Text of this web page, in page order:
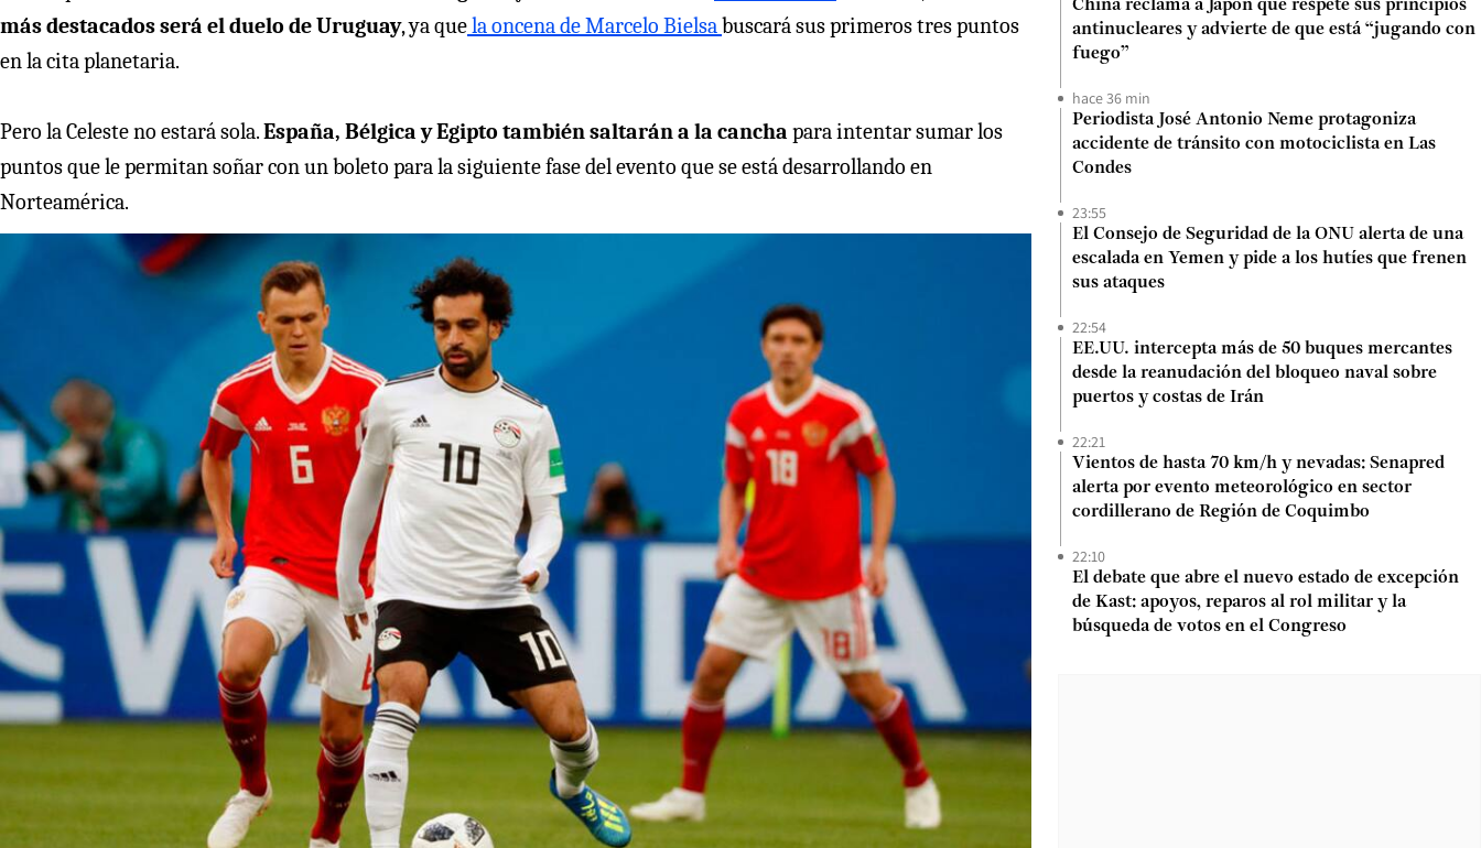
más destacados será el duelo de Uruguay, ya quela oncena de Marcelo Bielsabuscará sus primeros tres puntos
en la cita planetaria.
Pero la Celeste no estará sola.España, Bélgica y Egipto también saltarán a la cancha para intentar sumar los
puntos que le permitan soñar con un boleto para la siguiente fase del evento que se está desarrollando en
Norteamérica.
China reclama a Japón que respete sus principios
antinucleares y advierte de que está “jugando con
fuego”
hace 36 min
Periodista José Antonio Neme protagoniza
accidente de tránsito con motociclista en Las
Condes
23:55
El Consejo de Seguridad de la ONU alerta de una
escalada en Yemen y pide a los hutíes que frenen
sus ataques
22:54
EE.UU. intercepta más de 50 buques mercantes
desde la reanudación del bloqueo naval sobre
puertos y costas de Irán
22:21
Vientos de hasta 70 km/h y nevadas: Senapred
alerta por evento meteorológico en sector
cordillerano de Región de Coquimbo
22:10
El debate que abre el nuevo estado de excepción
de Kast: apoyos, reparos al rol militar y la
búsqueda de votos en el Congreso